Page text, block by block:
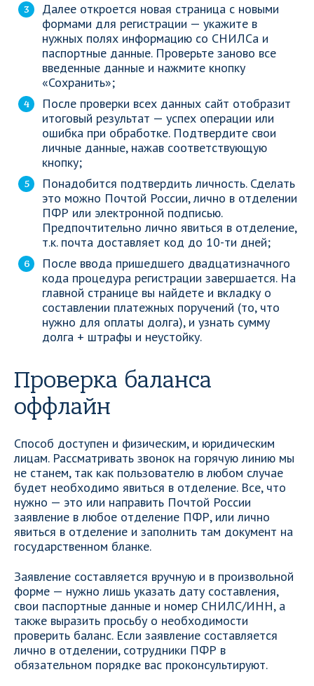
Далее откроется новая страница с новыми
формами для регистрации — укажите в
нужных полях информацию со СНИЛСа и
паспортные данные. Проверьте заново все
введенные данные и нажмите кнопку
«Сохранить»;
После проверки всех данных сайт отобразит
итоговый результат — успех операции или
ошибка при обработке. Подтвердите свои
личные данные, нажав соответствующую
кнопку;
Понадобится подтвердить личность. Сделать
это можно Почтой России, лично в отделении
ПФР или электронной подписью.
Предпочтительно лично явиться в отделение,
т.к. почта доставляет код до 10-ти дней;
После ввода пришедшего двадцатизначного
кода процедура регистрации завершается. На
главной странице вы найдете и вкладку о
составлении платежных поручений (то, что
нужно для оплаты долга), и узнать сумму
долга + штрафы и неустойку.
Проверка баланса
оффлайн
Способ доступен и физическим, и юридическим
лицам. Рассматривать звонок на горячую линию мы
не станем, так как пользователю в любом случае
будет необходимо явиться в отделение. Все, что
нужно — это или направить Почтой России
заявление в любое отделение ПФР, или лично
явиться в отделение и заполнить там документ на
государственном бланке.
Заявление составляется вручную и в произвольной
форме — нужно лишь указать дату составления,
свои паспортные данные и номер СНИЛС/ИНН, а
также выразить просьбу о необходимости
проверить баланс. Если заявление составляется
лично в отделении, сотрудники ПФР в
обязательном порядке вас проконсультируют.